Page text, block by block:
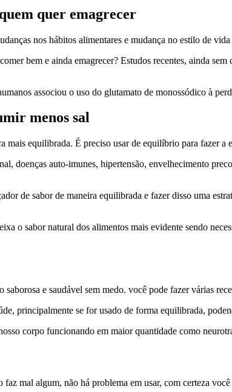
quer emagrecer
nos hábitos alimentares e mudança no estilo de
bem e ainda emagrecer? Estudos recentes, ainda
associou o uso do glutamato de monossódico à
menos sal
equilibrada. É preciso usar de equilíbrio para fazer a
doenças auto-imunes, hipertensão, envelhecimento
de sabor de maneira equilibrada e fazer disso uma
o sabor natural dos alimentos mais evidente sendo
e saudável sem medo. você pode fazer várias
principalmente se for usado de forma equilibrada,
corpo funcionando em maior quantidade como
mal algum, não há problema em usar, com certeza